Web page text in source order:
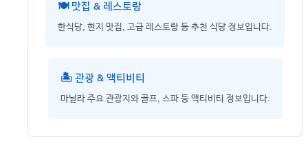
🍽️ 맛집 & 레스토랑
한식당, 현지 맛집, 고급 레스토랑 등 추천 식당 정보입니다.
🏝️ 관광 & 액티비티
마닐라 주요 관광지와 골프, 스파 등 액티비티 정보입니다.